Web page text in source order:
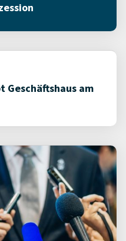
Geschäftshaus am